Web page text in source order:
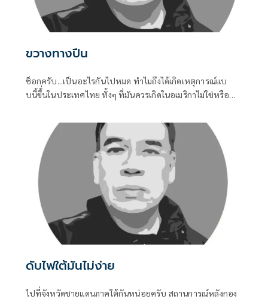
ขวางทางปืน
ช็อกครับ...เป็นอะไรกันไปหมด ทำไมถึงได้เกิดเหตุการณ์แบ
บนี้ขึ้่นในประเทศไทย ทั้งๆ ที่มันควรเกิดในอเมริกาไม่ใช่หรือ
ไม่ว่าเด็กหรือผูัใหญ่ เมื่อถึงคราวต้องการใช้ มันหาได้ไม่ยาก
ดับไฟใต้มันไม่ง่าย
ไปที่จังหวัดชายแดนภาคใต้กันหน่อยครับ สถานการณ์หลังกอง